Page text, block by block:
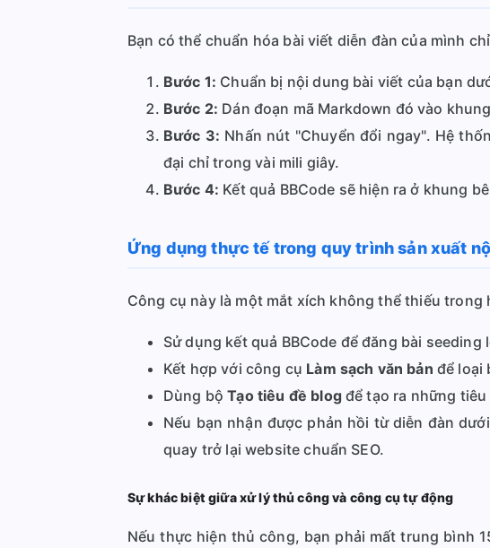
Bạn có thể chuẩn hóa bài viết diễn đàn của mình
Bước 1: Chuẩn bị nội dung bài viết của bạn
Bước 2: Dán đoạn mã Markdown đó vào
Bước 3: Nhấn nút "Chuyển đổi ngay". Hệ
đại chỉ trong vài mili giây.
Bước 4: Kết quả BBCode sẽ hiện ra ở khung
Ứng dụng thực tế trong quy trình sản xuất
Công cụ này là một mắt xích không thể thiếu trong
Sử dụng kết quả BBCode để đăng bài
Kết hợp với công cụ Làm sạch văn bản để loại
Dùng bộTạo tiêu đề blogđể tạo ra những tiêu
Nếu bạn nhận được phản hồi từ diễn đàn
quay trở lại website chuẩn SEO.
Sự khác biệt giữa xử lý thủ công và công cụ tự động
Nếu thực hiện thủ công, bạn phải mất trung bình